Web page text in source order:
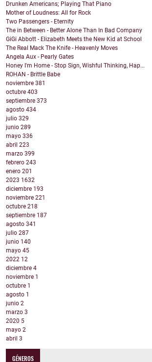
Drunken Americans; Playing That Piano
Mother of Loudness: All for Rock
Two Passengers - Eternity
The in Between - Better Alone Than In Bad Company
GiGi Abbott - Elizabeth Meets the New Kid at School
The Real Mack The Knife - Heavenly Moves
Angela Aux - Pearly Gates
Honey I'm Home - Stop Sign, Wishful Thinking, Hap...
ROHAN - Brittle Babe
noviembre 381
octubre 403
septiembre 373
agosto 434
julio 329
junio 289
mayo 336
abril 223
marzo 399
febrero 243
enero 201
2023 1632
diciembre 193
noviembre 221
octubre 218
septiembre 187
agosto 341
julio 287
junio 140
mayo 45
2022 12
diciembre 4
noviembre 1
octubre 1
agosto 1
junio 2
marzo 3
2020 5
mayo 2
abril 3
GÉNEROS